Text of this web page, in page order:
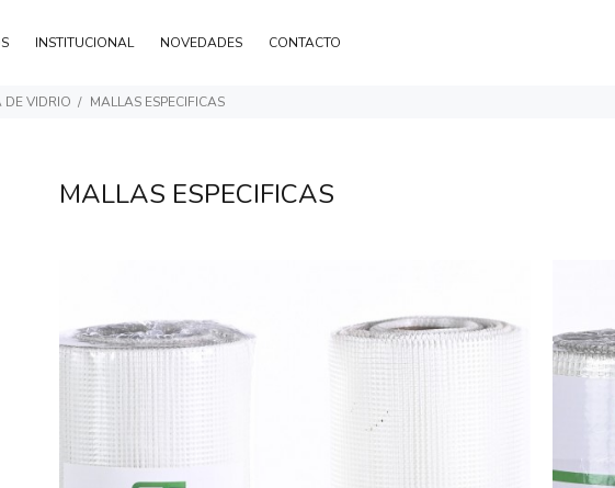
INSTITUCIONAL NOVEDADES CONTACTO
DE VIDRIO MALLAS ESPECIFICAS
MALLAS ESPECIFICAS